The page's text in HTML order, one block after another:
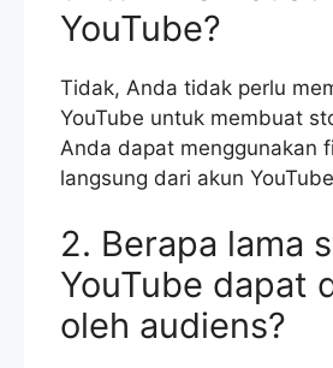
YouTube?
Tidak, Anda tidak perlu
YouTube untuk membuat
Anda dapat menggunakan
langsung dari akun
2. Berapa lama
YouTube dapat
oleh audiens?